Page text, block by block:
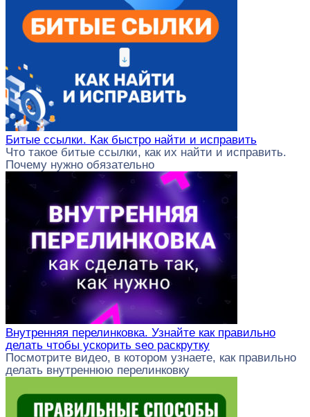
Битые ссылки. Как быстро найти и исправить
Что такое битые ссылки, как их найти и исправить.
Почему нужно обязательно
Внутренняя перелинковка. Узнайте как правильно
делать чтобы ускорить seo раскрутку
Посмотрите видео, в котором узнаете, как правильно
делать внутреннюю перелинковку